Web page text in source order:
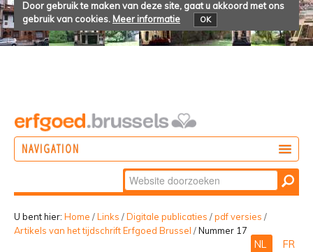
Door gebruik te maken van deze site, gaat u akkoord met ons
gebruik van cookies. Meer informatie OK
NAVIGATION
BELEVEN
Zoek
Geavanceerd
zoeken...
U bent hier: Home /Links /Digitale publicaties /pdf versies /
Artikels van het tijdschrift Erfgoed Brussel /Nummer 17
NL FR